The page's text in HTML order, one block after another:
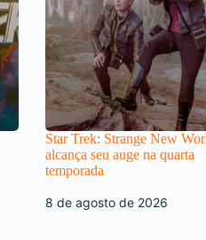
Star Trek: Strange New
alcança seu auge na quarta
temporada
8 de agosto de 2026